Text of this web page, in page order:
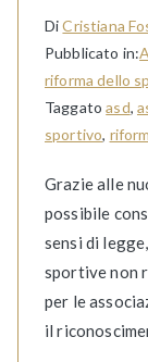
DiCristiana
Pubblicato in:
riforma dello
Taggatoasd,
sportivo,
Grazie alle
possibile
sensi di
sportive non
per le
il